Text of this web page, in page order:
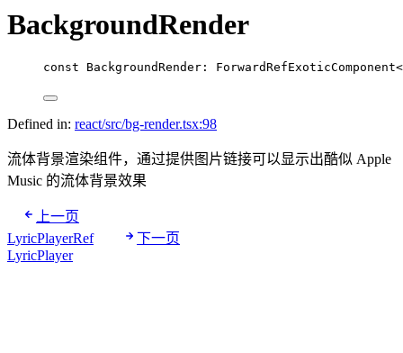
BackgroundRender
const BackgroundRender : ForwardRefExoticComponent<
Defined in: react/src/bg-render.tsx:98
流体背景渲染组件，通过提供图片链接可以显示出酷似 Apple
Music 的流体背景效果
上一页
LyricPlayerRef
下一页
LyricPlayer